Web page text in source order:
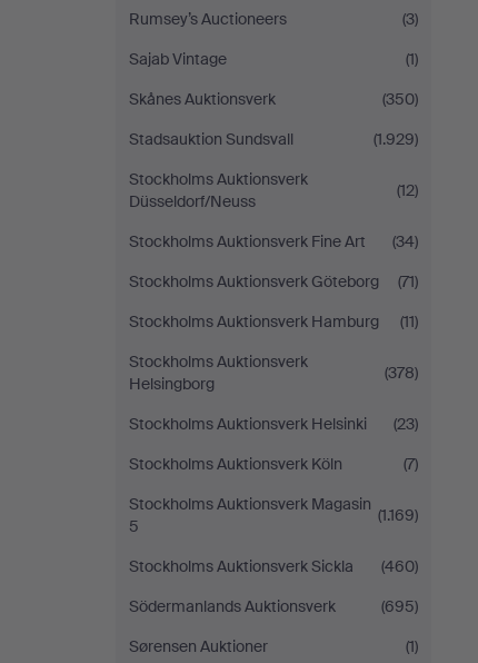
Rumsey’s Auctioneers
(3)
Sajab Vintage
(1)
Skånes Auktionsverk
(350)
Stadsauktion Sundsvall
(1.929)
Stockholms Auktionsverk
Düsseldorf/Neuss
(12)
Stockholms Auktionsverk Fine Art
(34)
Stockholms Auktionsverk Göteborg
(71)
Stockholms Auktionsverk Hamburg
(11)
Stockholms Auktionsverk
Helsingborg
(378)
Stockholms Auktionsverk Helsinki
(23)
Stockholms Auktionsverk Köln
(7)
Stockholms Auktionsverk Magasin
5
(1.169)
Stockholms Auktionsverk Sickla
(460)
Södermanlands Auktionsverk
(695)
Sørensen Auktioner
(1)